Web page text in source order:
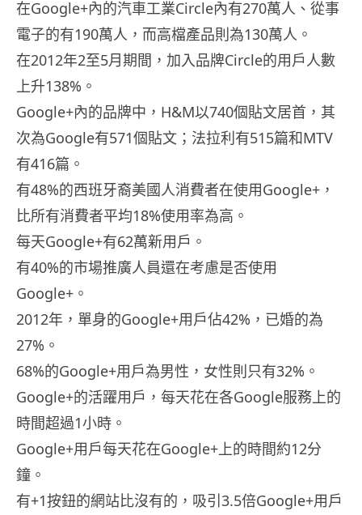
在Google+內的汽車工業Circle內有270萬人、從事
電子的有190萬人，而高檔產品則為130萬人。
在2012年2至5月期間，加入品牌Circle的用戶人數
上升138%。
Google+內的品牌中，H&M以740個貼文居首，其
次為Google有571個貼文；法拉利有515篇和MTV
有416篇。
有48%的西班牙裔美國人消費者在使用Google+，
比所有消費者平均18%使用率為高。
每天Google+有62萬新用戶。
有40%的市場推廣人員還在考慮是否使用
Google+。
2012年，單身的Google+用戶佔42%，已婚的為
27%。
68%的Google+用戶為男性，女性則只有32%。
Google+的活躍用戶，每天花在各Google服務上的
時間超過1小時。
Google+用戶每天花在Google+上的時間約12分
鐘。
有+1按鈕的網站比沒有的，吸引3.5倍Google+用戶